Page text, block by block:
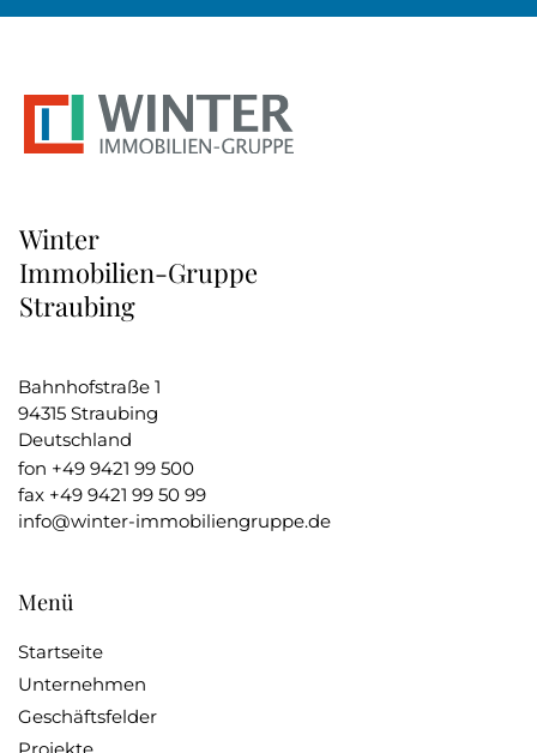
Winter
Immobilien-Gruppe
Straubing
Bahnhofstraße 1
94315 Straubing
Deutschland
Telefonnummer
fon +49 9421 99 500Fax
Nummer
fax +49 9421 99 50 99
E-
info@winter-immobiliengruppe.de
Menü
Startseite
Unternehmen
Geschäftsfelder